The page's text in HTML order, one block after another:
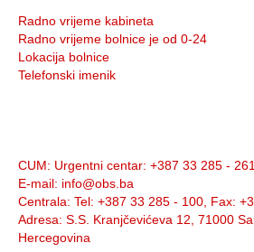
Radno vrijeme kabineta
Radno vrijeme bolnice je od 0-24
Lokacija bolnice
Telefonski imenik
CUM: Urgentni centar: +387 33 285 -
E-mail: info@obs.ba
Centrala: Tel: +387 33 285 - 100, Fax:
Adresa: S.S. Kranjčevićeva 12, 71000
Hercegovina